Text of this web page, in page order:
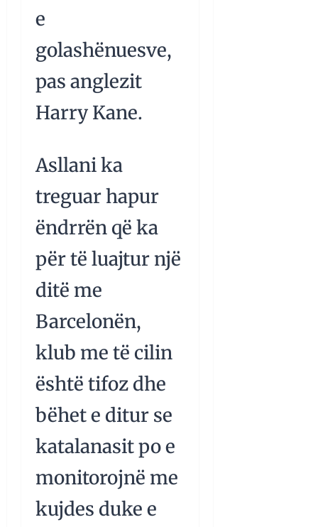
e
golashënuesve,
pas anglezit
Harry Kane.
Asllani ka
treguar hapur
ëndrrën që ka
për të luajtur një
ditë me
Barcelonën,
klub me të cilin
është tifoz dhe
bëhet e ditur se
katalanasit po e
monitorojnë me
kujdes duke e